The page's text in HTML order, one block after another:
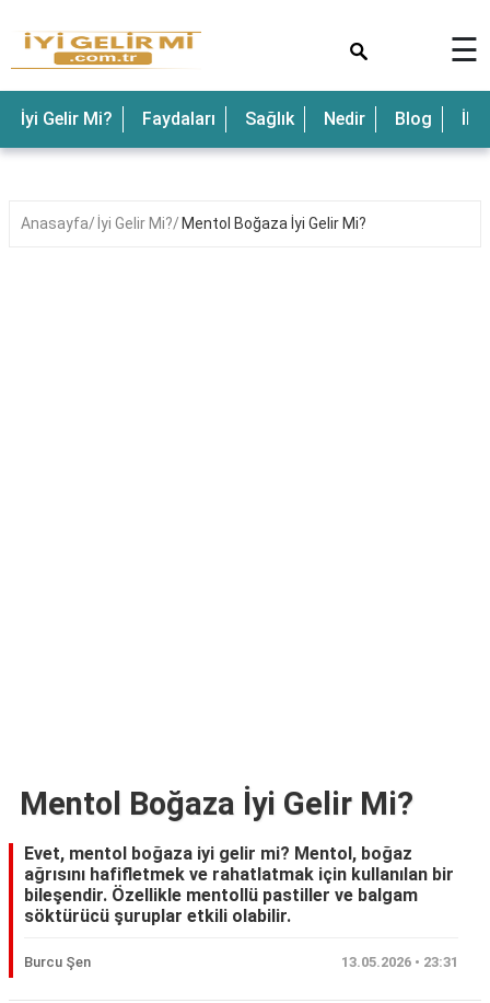
☰
İyi Gelir Mi? Faydaları Sağlık Nedir Blog
Anasayfa İyi Gelir Mi? Mentol Boğaza İyi Gelir Mi?
Mentol Boğaza İyi Gelir Mi?
Evet, mentol boğaza iyi gelir mi? Mentol, boğaz
ağrısını hafifletmek ve rahatlatmak için kullanılan bir
bileşendir. Özellikle mentollü pastiller ve balgam
söktürücü şuruplar etkili olabilir.
Burcu Şen 13.05.2026 • 23:31